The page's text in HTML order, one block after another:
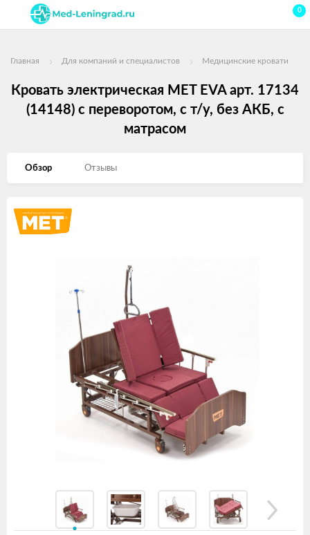
0
Главная Для компаний и специалистов Медицинские кровати
Кровать электрическая MET EVA арт. 17134
(14148) с переворотом, с т/у, без АКБ, с
матрасом
Обзор Отзывы
Изображения